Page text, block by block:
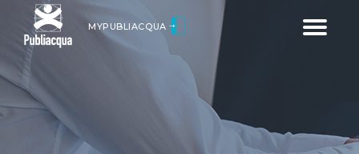
Toggle
MYPUBLIACQUA